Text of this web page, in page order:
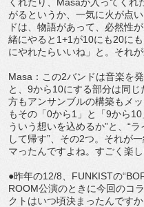
がるというか、一気に火が点
ドは、物語があって、必然性
緒にやると1+1が10にも20に
にやれたらいいね」と。それ
Masa：この2バンドは音楽を
と、9から10にする部分は同
方もアンサンブルの構築もメ
もその「0から1」と「9から
ういう想いを込めるか”と、“
して帰す”、その2つ。それが
マったんですよね。すごく楽し
●昨年の12/8、FUNKISTの
ROOM公演のときに今回のコ
クトはいつ頃決まったんですか